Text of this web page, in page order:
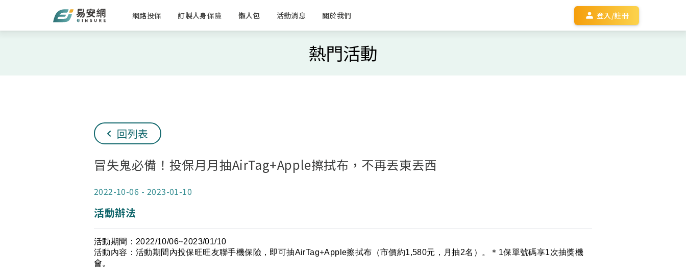
網路投保 訂製人身保險 懶人包 活動消息 關於我們 登入/註冊
熱門活動
回列表
冒失鬼必備！投保月月抽AirTag+Apple擦拭布，不再丟東丟西
2022-10-06 - 2023-01-10
活動辦法
活動期間：2022/10/06~2023/01/10
活動內容：活動期間內投保旺旺友聯手機保險，即可抽AirTag+Apple擦拭布（市價約1,580元，月抽2名）。＊1保單號碼享1次抽獎機
會。